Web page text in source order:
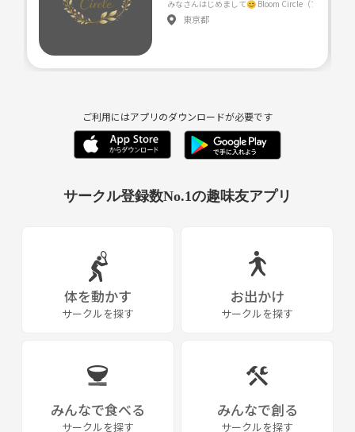
東京都
ご利用にはアプリのダウンロードが必要です
サークル登録数No.1の趣味友アプリ
体を動かす
サークルを探す
お出かけ
サークルを探す
みんなで食べる
サークルを探す
みんなで創る
サークルを探す